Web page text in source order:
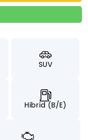
SUV
Hibrid (B/E)